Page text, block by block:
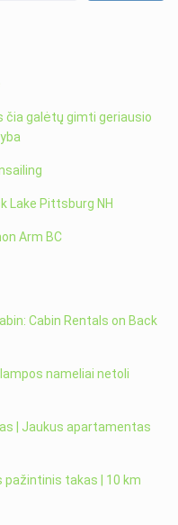
čia galėtų gimti geriausio
Lake Pittsburg NH
Arm BC
Cabin Rentals on Back
nameliai netoli
| Jaukus apartamentas
pažintinis takas | 10 km